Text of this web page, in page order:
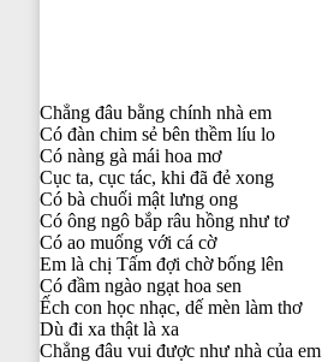
Chẳng đâu bằng chính nhà em
Có đàn chim sẻ bên thềm líu lo
Có nàng gà mái hoa mơ
Cục ta, cục tác, khi đã đẻ xong
Có bà chuối mật lưng ong
Có ông ngô bắp râu hồng như tơ
Có ao muống với cá cờ
Em là chị Tấm đợi chờ bống lên
Có đầm ngào ngạt hoa sen
Ếch con học nhạc, dế mèn làm thơ
Dù đi xa thật là xa
Chẳng đâu vui được như nhà của em